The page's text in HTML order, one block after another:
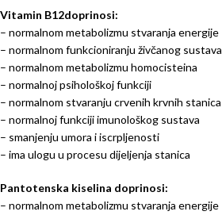
Vitamin B12doprinosi:
– normalnom metabolizmu stvaranja energije
– normalnom funkcioniranju živčanog sustava
– normalnom metabolizmu homocisteina
– normalnoj psihološkoj funkciji
– normalnom stvaranju crvenih krvnih stanica
– normalnoj funkciji imunološkog sustava
– smanjenju umora i iscrpljenosti
– ima ulogu u procesu dijeljenja stanica
Pantotenska kiselina doprinosi:
– normalnom metabolizmu stvaranja energije